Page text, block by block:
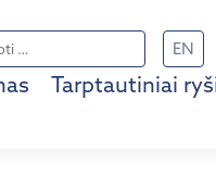
EN
Tarptautiniai